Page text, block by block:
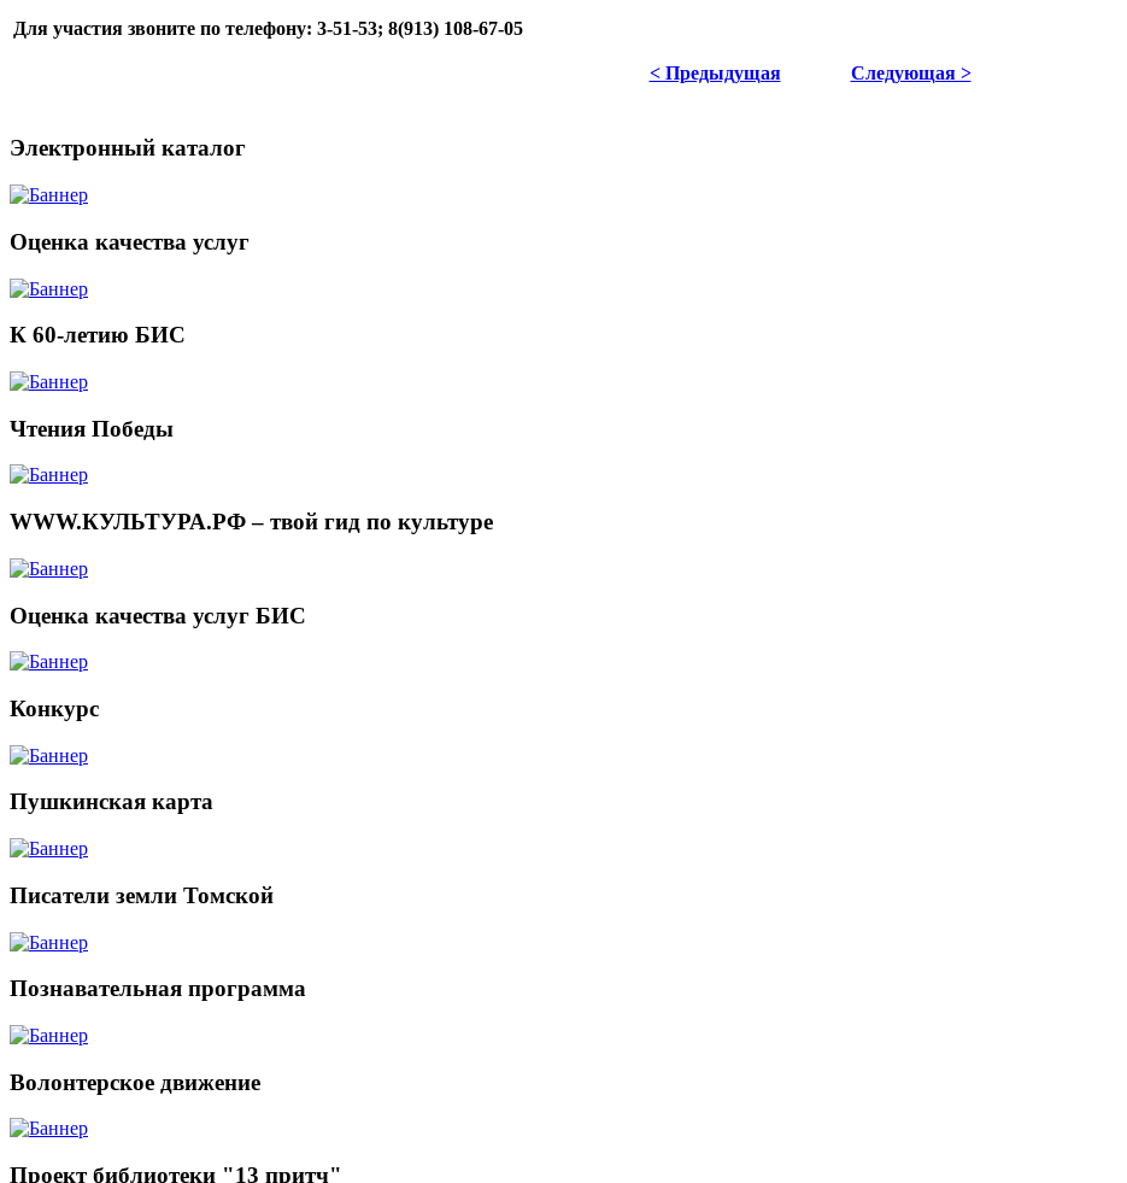
Для участия звоните по телефону: 3-51-53; 8(913) 108-67-05
< Предыдущая Следующая >
Электронный каталог
Оценка качества услуг
К 60-летию БИС
Чтения Победы
WWW.КУЛЬТУРА.РФ – твой гид по культуре
Оценка качества услуг БИС
Конкурс
Пушкинская карта
Писатели земли Томской
Познавательная программа
Волонтерское движение
Проект библиотеки "13 притч"